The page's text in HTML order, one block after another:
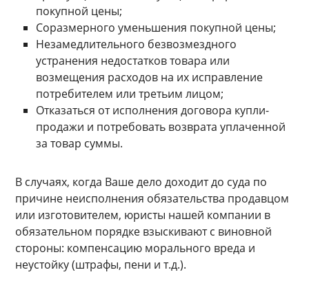
покупной цены;
Соразмерного уменьшения покупной цены;
Незамедлительного безвозмездного
устранения недостатков товара или
возмещения расходов на их исправление
потребителем или третьим лицом;
Отказаться от исполнения договора купли-
продажи и потребовать возврата уплаченной
за товар суммы.
В случаях, когда Ваше дело доходит до суда по
причине неисполнения обязательства продавцом
или изготовителем, юристы нашей компании в
обязательном порядке взыскивают с виновной
стороны: компенсацию морального вреда и
неустойку (штрафы, пени и т.д.).